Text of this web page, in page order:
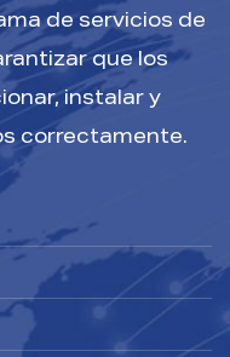
de servicios de
que los
instalar y
correctamente.